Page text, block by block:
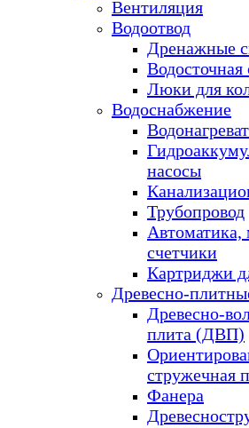
Вентиляция
Водоотвод
Дренажные
Водосточная
Люки для
Водоснабжение
насосы
Трубопровод
счетчики
Картриджи
Древесно-
Древесно-
плита (ДВП)
стружечная
Фанера